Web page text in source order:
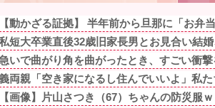
【動かざる証拠】 半年前から旦那に「お弁
短大卒業直後32歳旧家長男とお見合い結
いで曲がり角を曲がったとき、すごい衝
両親「空き家になるし住んでいいよ」私
【画像】片山さつき（67）ちゃんの防災服